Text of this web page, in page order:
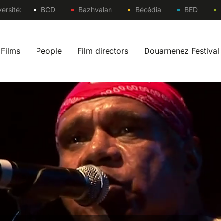
Sites
BCD Bazhvalan Bécédia BED
navigation fr
Films People Film directors Douarnenez Festival